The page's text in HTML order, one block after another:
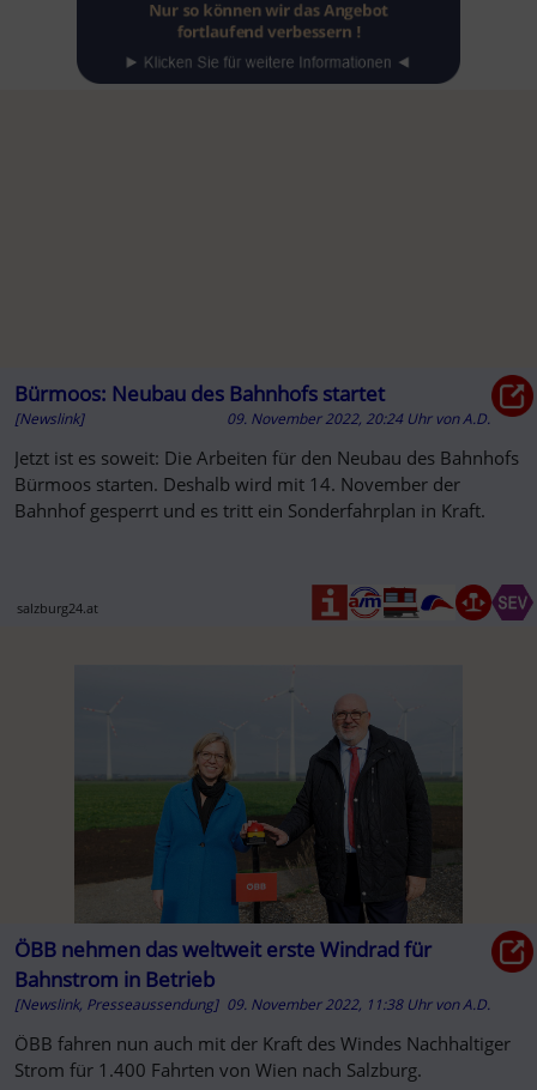
Bürmoos: Neubau des Bahnhofs startet
[Newslink] 09. November 2022, 20:24 Uhr vonA.D.
Jetzt ist es soweit: Die Arbeiten für den Neubau des Bahnhofs
Bürmoos starten. Deshalb wird mit 14. November der
Bahnhof gesperrt und es tritt ein Sonderfahrplan in Kraft.
salzburg24.at
ÖBB nehmen das weltweit erste Windrad für
Bahnstrom in Betrieb
[Newslink, Presseaussendung] 09. November 2022, 11:38 Uhr vonA.D.
ÖBB fahren nun auch mit der Kraft des Windes Nachhaltiger
Strom für 1.400 Fahrten von Wien nach Salzburg.